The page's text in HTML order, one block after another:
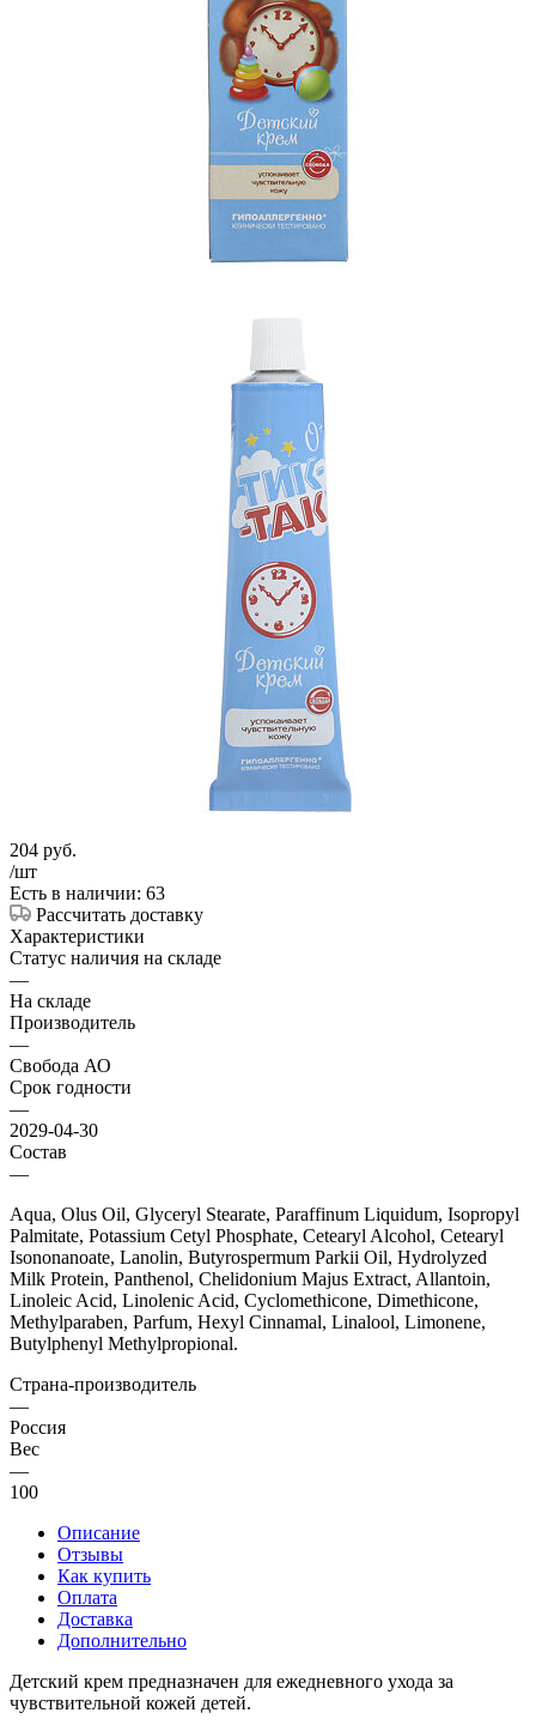
204 руб.
/шт
Есть в наличии: 63
Рассчитать доставку
Характеристики
Статус наличия на складе
—
На складе
Производитель
—
Свобода АО
Срок годности
—
2029-04-30
Состав
—
Aqua, Olus Oil, Glyceryl Stearate, Paraffinum Liquidum, Isopropyl
Palmitate, Potassium Cetyl Phosphate, Cetearyl Alcohol, Cetearyl
Isononanoate, Lanolin, Butyrospermum Parkii Oil, Hydrolyzed
Milk Protein, Panthenol, Chelidonium Majus Extract, Allantoin,
Linoleic Acid, Linolenic Acid, Cyclomethicone, Dimethicone,
Methylparaben, Parfum, Hexyl Cinnamal, Linalool, Limonene,
Butylphenyl Methylpropional.
Страна-производитель
—
Россия
Вес
—
100
Описание
Отзывы
Как купить
Оплата
Доставка
Дополнительно
Детский крем предназначен для ежедневного ухода за
чувствительной кожей детей.